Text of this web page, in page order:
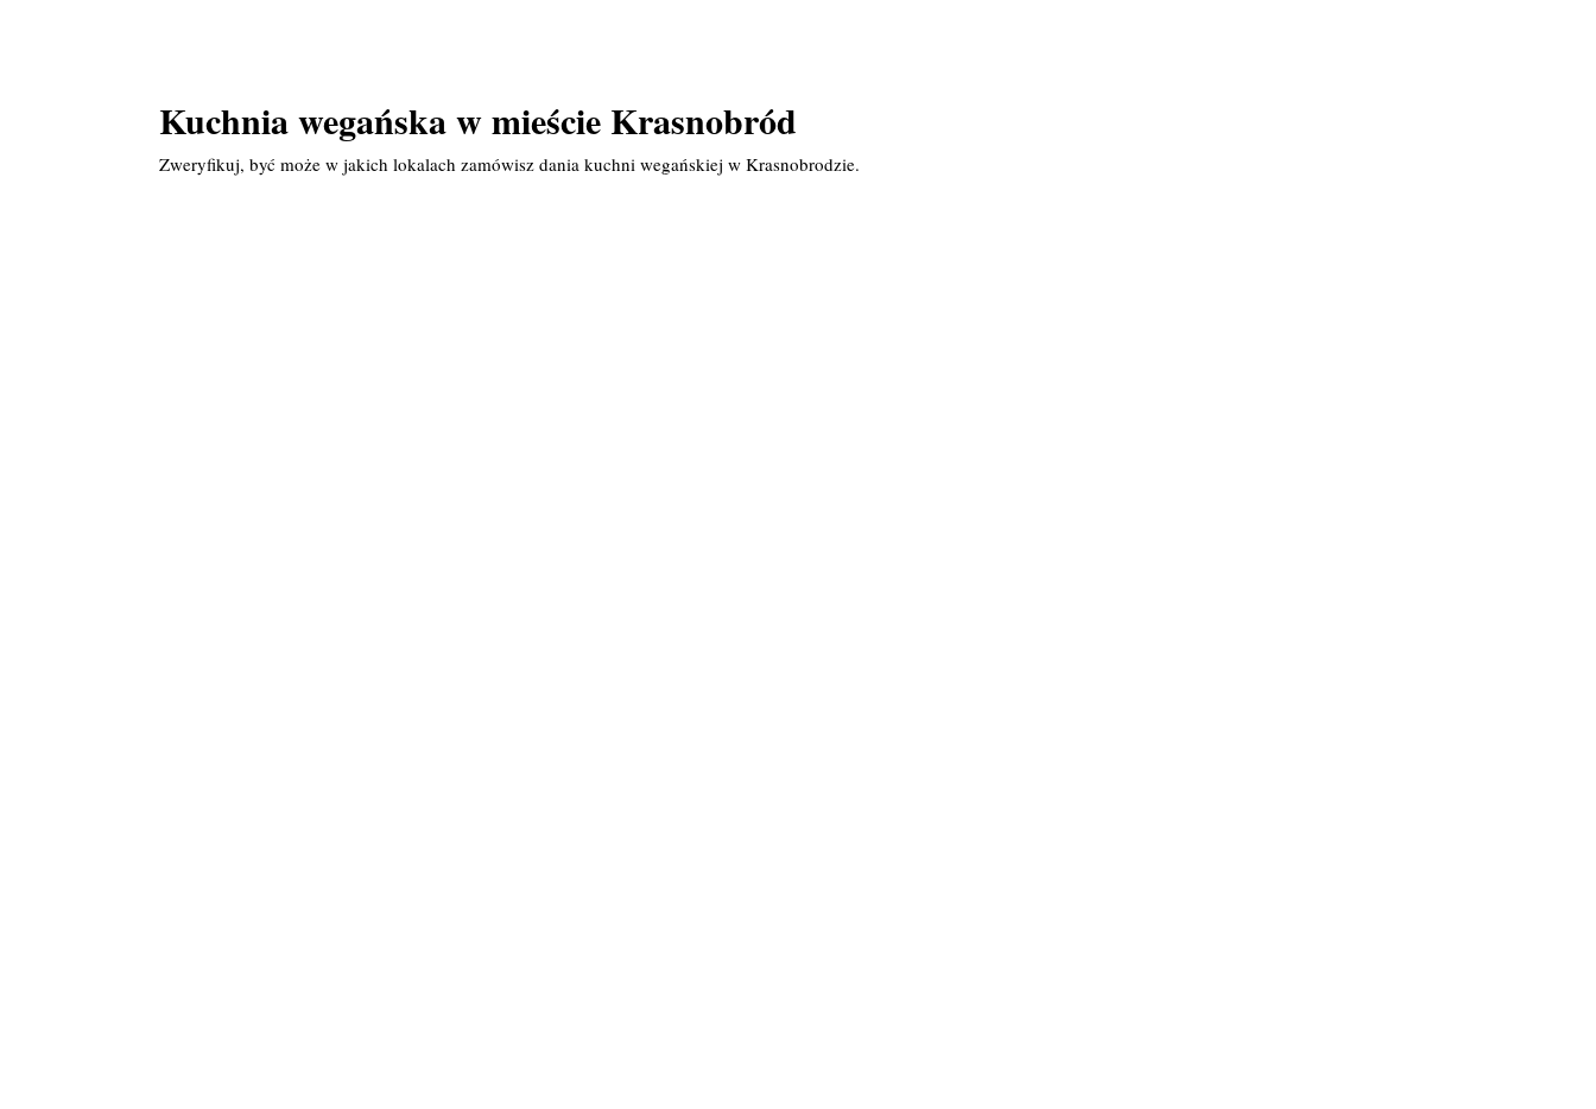
Kuchnia wegańska w mieście Krasnobród
Zweryfikuj, być może w jakich lokalach zamówisz dania kuchni wegańskiej w Krasnobrodzie.